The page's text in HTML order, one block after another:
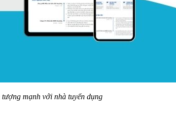
mạnh với nhà tuyển dụng